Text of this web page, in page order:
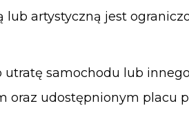
artystyczną jest
utratę samochodu lub innego
oraz udostępnionym placu